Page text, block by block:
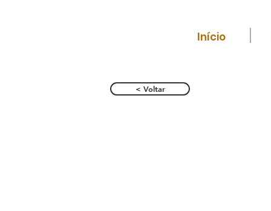
Início
< Voltar